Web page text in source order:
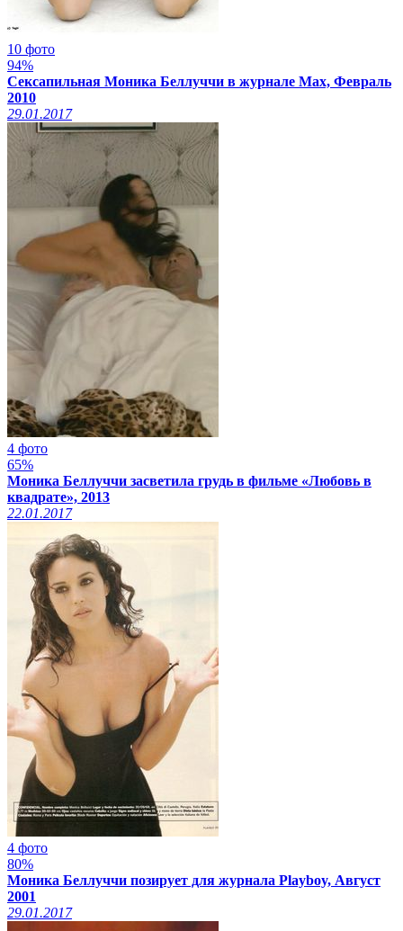
10 фото
94%
Сексапильная Моника Беллуччи в журнале Max, Февраль
2010
29.01.2017
4 фото
65%
Моника Беллуччи засветила грудь в фильме «Любовь в
квадрате», 2013
22.01.2017
4 фото
80%
Моника Беллуччи позирует для журнала Playboy, Август
2001
29.01.2017